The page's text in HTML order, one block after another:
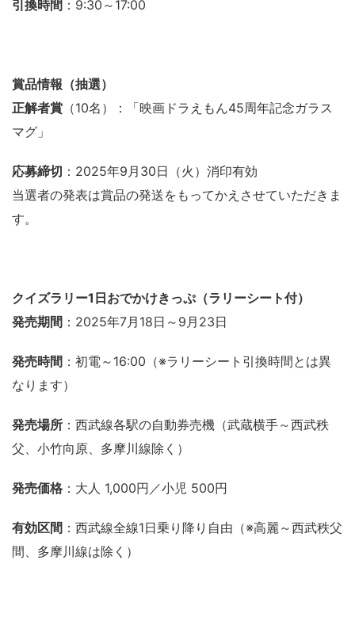
引換時間 ：9:30～17:00
賞品情報（抽選）
正解者賞 （10名）：「映画ドラえもん45周年記念ガラス
マグ」
応募締切 ：2025年9月30日（火）消印有効
当選者の発表は賞品の発送をもってかえさせていただきま
す。
クイズラリー1日おでかけきっぷ（ラリーシート付）
発売期間 ：2025年7月18日～9月23日
発売時間 ：初電～16:00（※ラリーシート引換時間とは異
なります）
発売場所 ：西武線各駅の自動券売機（武蔵横手～西武秩
父、小竹向原、多摩川線除く）
発売価格 ：大人 1,000円／小児 500円
有効区間 ：西武線全線1日乗り降り自由（※高麗～西武秩父
間、多摩川線は除く）